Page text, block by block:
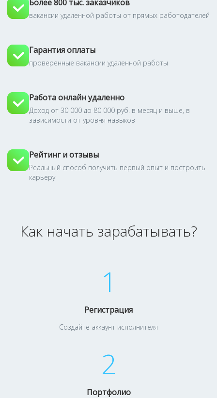
Более 800 тыс. заказчиков
вакансии удаленной работы от прямых работодателей
Гарантия оплаты
проверенные вакансии удаленной работы
Работа онлайн удаленно
Доход от 30 000 до 80 000 руб. в месяц и выше, в
зависимости от уровня навыков
Рейтинг и отзывы
Реальный способ получить первый опыт и построить
карьеру
Как начать зарабатывать?
1
Регистрация
Создайте аккаунт исполнителя
2
Портфолио